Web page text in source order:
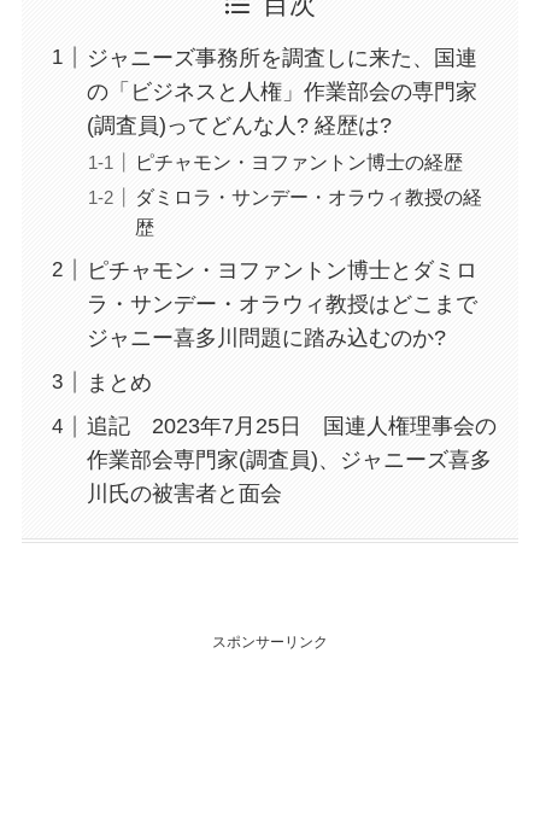
ジャニーズ事務所を調査しに来た、国連
の「ビジネスと人権」作業部会の専門家
(調査員)ってどんな人? 経歴は?
ピチャモン・ヨファントン博士の経歴
ダミロラ・サンデー・オラウィ教授の経
歴
ピチャモン・ヨファントン博士とダミロ
ラ・サンデー・オラウィ教授はどこまで
ジャニー喜多川問題に踏み込むのか?
まとめ
追記 2023年7月25日 国連人権理事会の
作業部会専門家(調査員)、ジャニーズ喜多
川氏の被害者と面会
スポンサーリンク